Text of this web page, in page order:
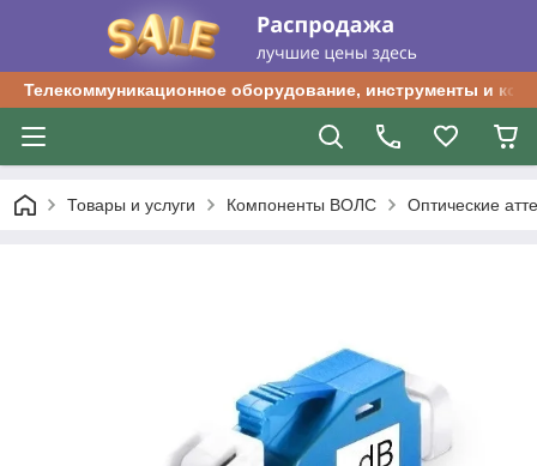
Телекоммуникационное оборудование, инструменты и
Товары и услуги Компоненты ВОЛС Оптические